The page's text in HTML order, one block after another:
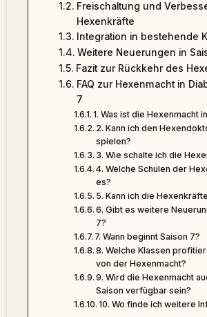
Freischaltung und
Hexenkräfte
Integration in bestehende
Weitere Neuerungen in
Fazit zur Rückkehr des
FAQ zur Hexenmacht in
7
1. Was ist die Hexenmacht
2. Kann ich den
spielen?
3. Wie schalte ich die
4. Welche Schulen der
es?
5. Kann ich die
6. Gibt es weitere
7?
7. Wann beginnt Saison 7?
8. Welche Klassen
von der Hexenmacht?
9. Wird die Hexenmacht
Saison verfügbar sein?
10. Wo finde ich weitere